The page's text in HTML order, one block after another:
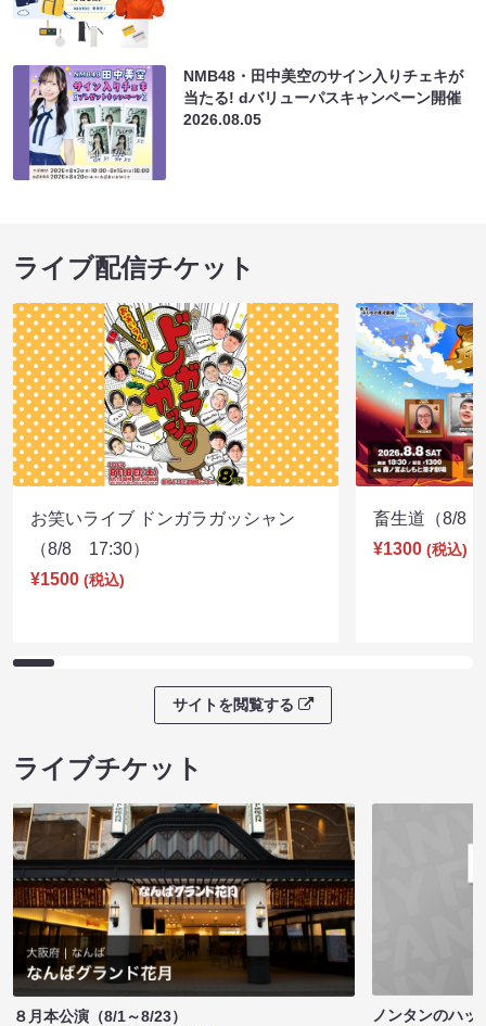
NMB48・田中美空のサイン入りチェキが
当たる! dバリューパスキャンペーン開催
2026.08.05
ライブ配信チケット
お笑いライブ ドンガラガッシャン
（8/8 17:30）
¥1500 (税込)
畜生道（8/8
¥1300 (税込)
サイトを閲覧する
ライブチケット
８月本公演（8/1～8/23）
ノンタンのハッ